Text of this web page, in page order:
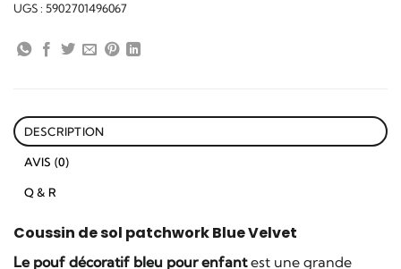
UGS : 5902701496067
DESCRIPTION
AVIS (0)
Q & R
Coussin de sol patchwork Blue Velvet
Le pouf décoratif bleu pour enfantest une grande